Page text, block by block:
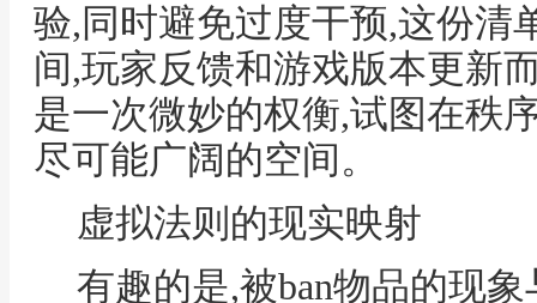
验,同时避免过度干预,这份清
间,玩家反馈和游戏版本更新
是一次微妙的权衡,试图在秩
尽可能广阔的空间。
虚拟法则的现实映射
有趣的是,被ban物品的现